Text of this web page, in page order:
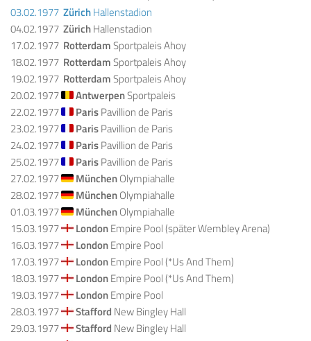
03.02.1977 ZürichHallenstadion
04.02.1977 ZürichHallenstadion
17.02.1977 RotterdamSportpaleis Ahoy
18.02.1977 RotterdamSportpaleis Ahoy
19.02.1977 RotterdamSportpaleis Ahoy
20.02.1977
AntwerpenSportpaleis
22.02.1977
ParisPavillion de Paris
23.02.1977
ParisPavillion de Paris
24.02.1977
ParisPavillion de Paris
25.02.1977
ParisPavillion de Paris
27.02.1977
MünchenOlympiahalle
28.02.1977
MünchenOlympiahalle
01.03.1977
MünchenOlympiahalle
15.03.1977
LondonEmpire Pool (später Wembley Arena)
16.03.1977
LondonEmpire Pool
17.03.1977
LondonEmpire Pool (*Us And Them)
18.03.1977
LondonEmpire Pool (*Us And Them)
19.03.1977
LondonEmpire Pool
28.03.1977
Stafford New Bingley Hall
29.03.1977
Stafford New Bingley Hall